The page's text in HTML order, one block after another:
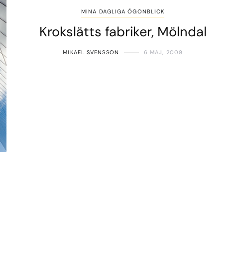
MINA DAGLIGA ÖGONBLICK
Krokslätts fabriker, Mölndal
MIKAEL SVENSSON 6 MAJ, 2009